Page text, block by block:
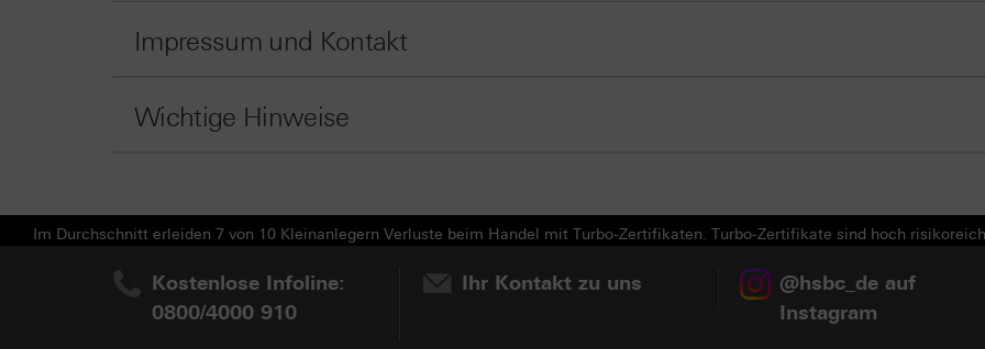
Impressum und Kontakt
Wichtige Hinweise
Im Durchschnitt erleiden 7 von 10 Kleinanlegern Verluste beim Handel mit Turbo-Zertifikaten. Turbo-Zertifikate sind hoch
Kostenlose Infoline:
0800/4000 910
Ihr Kontakt zu uns
@hsbc_de auf
Instagram